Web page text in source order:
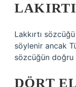
Lakkırtı
söylenir ancak
sözcüğün doğru
DÖRT